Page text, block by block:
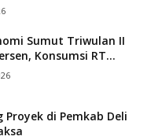
Sumut Triwulan II
Konsumsi RT...
di Pemkab Deli